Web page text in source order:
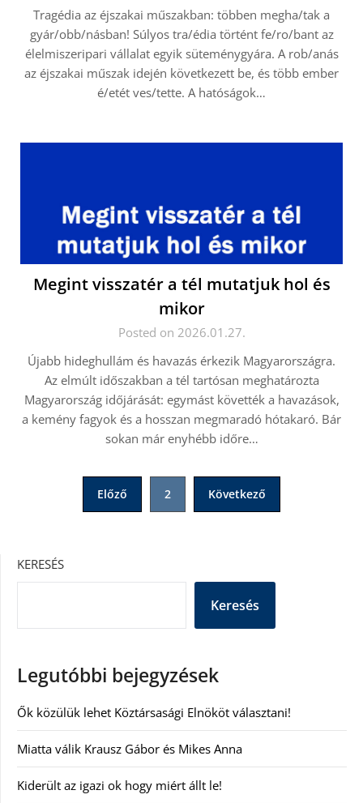
Tragédia az éjszakai műszakban: többen megha/tak a
gyár/obb/násban! Súlyos tra/édia történt fe/ro/bant az
élelmiszeripari vállalat egyik süteménygyára. A rob/anás
az éjszakai műszak idején következett be, és több ember
é/etét ves/tette. A hatóságok…
Megint visszatér a tél mutatjuk hol és
mikor
Posted on 2026.01.27.
Újabb hideghullám és havazás érkezik Magyarországra.
Az elmúlt időszakban a tél tartósan meghatározta
Magyarország időjárását: egymást követték a havazások,
a kemény fagyok és a hosszan megmaradó hótakaró. Bár
sokan már enyhébb időre…
BejegyzésekElőző 2 Következő
KERESÉS
Keresés
Legutóbbi bejegyzések
Ők közülük lehet Köztársasági Elnököt választani!
Miatta válik Krausz Gábor és Mikes Anna
Kiderült az igazi ok hogy miért állt le!